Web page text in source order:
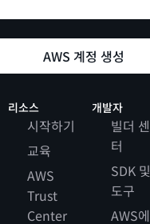
AWS 계정 생성
리소스
시작하기
교육
AWS
Trust
Center
개발자
빌더 센
터
SDK 및
도구
AWS에